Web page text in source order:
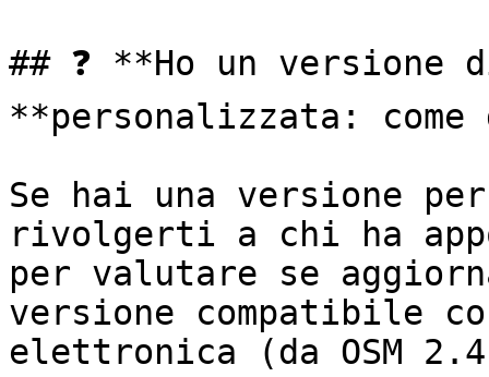
## ❓ **Ho un versione
**personalizzata: come
Se hai una versione
rivolgerti a chi ha
per valutare se
versione compatibile
elettronica (da OSM